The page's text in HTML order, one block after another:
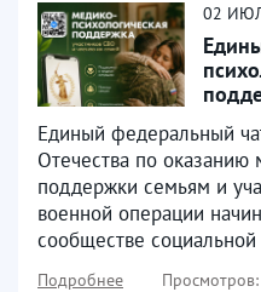
02
Единый федеральный
Отечества по оказанию
поддержки семьям и
военной операции
сообществе
Подробнее